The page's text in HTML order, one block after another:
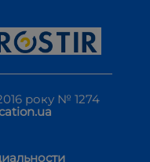
року № 1274